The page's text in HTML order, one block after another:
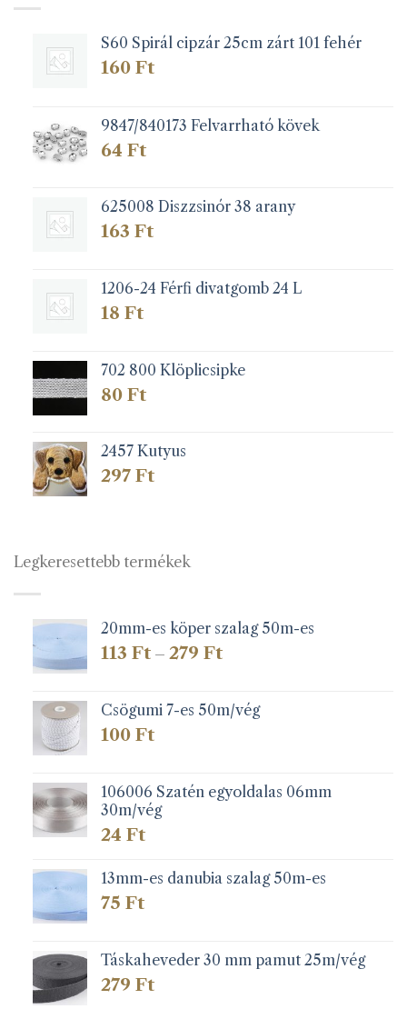
S60 Spirál cipzár 25cm zárt 101 fehér
160 Ft
9847/840173 Felvarrható kövek
64 Ft
625008 Diszzsinór 38 arany
163 Ft
1206-24 Férfi divatgomb 24 L
18 Ft
702 800 Klöplicsipke
80 Ft
2457 Kutyus
297 Ft
Legkeresettebb termékek
20mm-es köper szalag 50m-es
113 Ft – 279 FtÁrtartomány:
279 Ft
Csögumi 7-es 50m/vég
100 Ft
106006 Szatén egyoldalas 06mm
30m/vég
24 Ft
13mm-es danubia szalag 50m-es
75 Ft
Táskaheveder 30 mm pamut 25m/vég
279 Ft